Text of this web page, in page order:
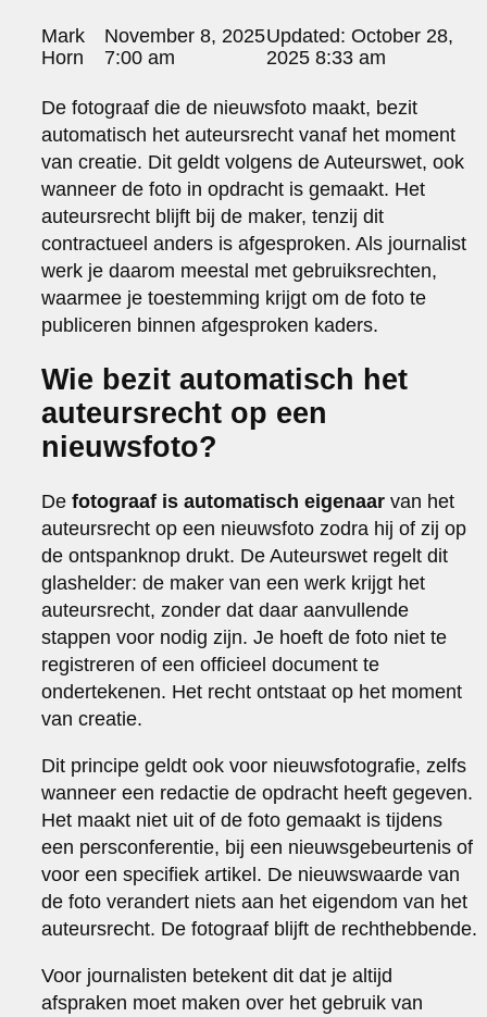
portraits 3
fd gazellen 2014
het zuiderlicht
thomas van luyn
various
parool christmas special
editorial
travel
commercial
fashion
contact
info@markhorn.nl
+31650600601
about
Posted
by:
Mark
Horn
November 8, 2025
7:00 am
Updated:October 28,
2025 8:33 am
De fotograaf die de nieuwsfoto maakt, bezit
automatisch het auteursrecht vanaf het moment
van creatie. Dit geldt volgens de Auteurswet, ook
wanneer de foto in opdracht is gemaakt. Het
auteursrecht blijft bij de maker, tenzij dit
contractueel anders is afgesproken. Als journalist
werk je daarom meestal met gebruiksrechten,
waarmee je toestemming krijgt om de foto te
publiceren binnen afgesproken kaders.
Wie bezit automatisch het
auteursrecht op een
nieuwsfoto?
Defotograaf is automatisch eigenaar van het
auteursrecht op een nieuwsfoto zodra hij of zij op
de ontspanknop drukt. De Auteurswet regelt dit
glashelder: de maker van een werk krijgt het
auteursrecht, zonder dat daar aanvullende
stappen voor nodig zijn. Je hoeft de foto niet te
registreren of een officieel document te
ondertekenen. Het recht ontstaat op het moment
van creatie.
Dit principe geldt ook voor nieuwsfotografie, zelfs
wanneer een redactie de opdracht heeft gegeven.
Het maakt niet uit of de foto gemaakt is tijdens
een persconferentie, bij een nieuwsgebeurtenis of
voor een specifiek artikel. De nieuwswaarde van
de foto verandert niets aan het eigendom van het
auteursrecht. De fotograaf blijft de rechthebbende.
Voor journalisten betekent dit dat je altijd
afspraken moet maken over het gebruik van